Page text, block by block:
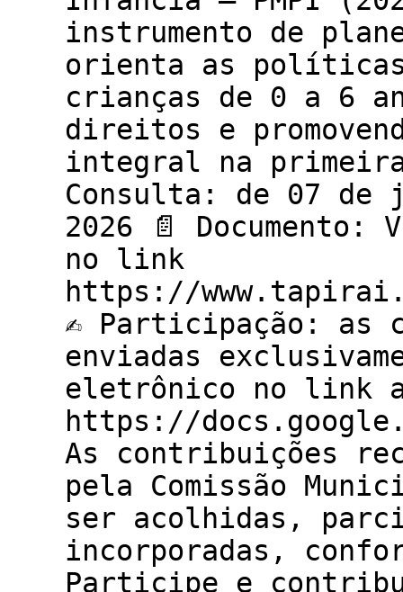
instrumento de
orienta as
crianças de 0 a 6
direitos e
integral na
Consulta: de 07 de
2026 📄
no link
https://
✍️ Participação: as
enviadas
eletrônico no link
https://
As contribuições
pela Comissão
ser acolhidas,
incorporadas,
Participe e